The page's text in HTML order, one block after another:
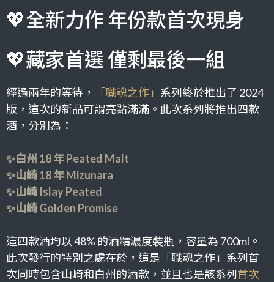
💖全新力作 年份款首次現身
💖藏家首選 僅剩最後一組
經過兩年的等待， 「職魂之作」 系列終於推出了 2024
版，這次的新品可謂亮點滿滿。此次系列將推出四款
酒，分別為：
✨白州 18 年 Peated Malt
✨山崎 18 年 Mizunara
✨山崎 Islay Peated
✨山崎 Golden Promise
這四款酒均以 48% 的酒精濃度裝瓶，容量為 700ml。
此次發行的特別之處在於，這是「職魂之作」系列首
次同時包含山崎和白州的酒款，並且也是該系列首次